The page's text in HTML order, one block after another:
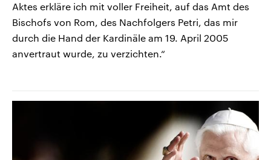
Aktes erkläre ich mit voller Freiheit, auf das Amt des
Bischofs von Rom, des Nachfolgers Petri, das mir
durch die Hand der Kardinäle am 19. April 2005
anvertraut wurde, zu verzichten.“